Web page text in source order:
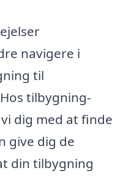
navigere i
til
tilbygning-
dig med at finde
give dig de
din tilbygning